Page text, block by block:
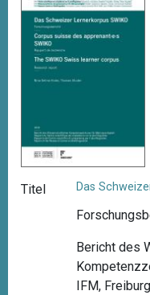
Titel Das
Bericht des
IFM,